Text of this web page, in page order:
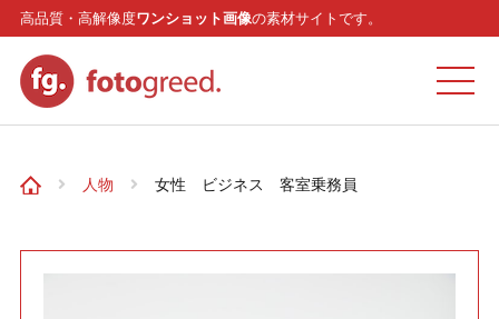
高品質・高解像度ワンショット画像の素材サイトです。
人物 女性 ビジネス 客室乗務員